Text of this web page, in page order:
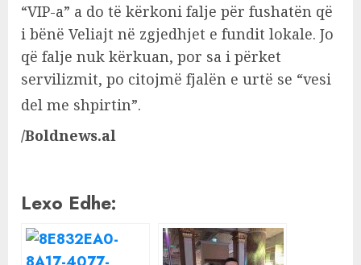
“VIP-a” a do të kërkoni falje për fushatën që
i bënë Veliajt në zgjedhjet e fundit lokale. Jo
që falje nuk kërkuan, por sa i përket
servilizmit, po citojmë fjalën e urtë se “vesi
del me shpirtin”.
/Boldnews.al
Lexo Edhe: